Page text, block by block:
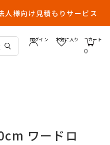
人様向け見積もりサービス
ログイン お気に入り
0
カート
ワードロ